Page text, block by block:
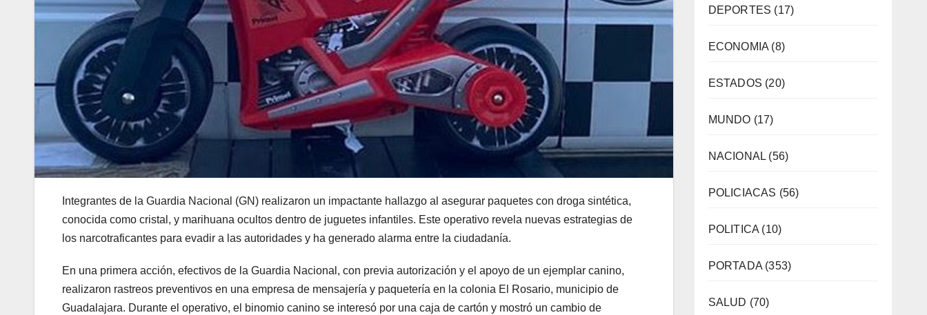
Integrantes de la Guardia Nacional (GN) realizaron un impactante hallazgo al asegurar paquetes con droga sintética,
conocida como cristal, y marihuana ocultos dentro de juguetes infantiles. Este operativo revela nuevas estrategias de
los narcotraficantes para evadir a las autoridades y ha generado alarma entre la ciudadanía.
En una primera acción, efectivos de la Guardia Nacional, con previa autorización y el apoyo de un ejemplar canino,
realizaron rastreos preventivos en una empresa de mensajería y paquetería en la colonia El Rosario, municipio de
Guadalajara. Durante el operativo, el binomio canino se interesó por una caja de cartón y mostró un cambio de
DEPORTES (17)
ECONOMIA (8)
ESTADOS (20)
MUNDO (17)
NACIONAL (56)
POLICIACAS (56)
POLITICA (10)
PORTADA(353)
SALUD (70)